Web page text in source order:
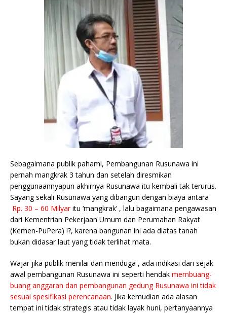
Sebagaimana publik pahami, Pembangunan Rusunawa ini
pernah mangkrak 3 tahun dan setelah diresmikan
penggunaannyapun akhirnya Rusunawa itu kembali tak terurus.
Sayang sekali Rusunawa yang dibangun dengan biaya antara
Rp. 30 – 60 Milyaritu ‘mangkrak’ , lalu bagaimana pengawasan
dari Kementrian Pekerjaan Umum dan Perumahan Rakyat
(Kemen-PuPera) !?, karena bangunan ini ada diatas tanah
bukan didasar laut yang tidak terlihat mata.
Wajar jika publik menilai dan menduga , ada indikasi dari sejak
awal pembangunan Rusunawa ini seperti hendak membuang-
buang anggaran dan pembangunan gedung Rusunawa ini tidak
sesuai spesifikasi perencanaan. Jika kemudian ada alasan
tempat ini tidak strategis atau tidak layak huni, pertanyaannya